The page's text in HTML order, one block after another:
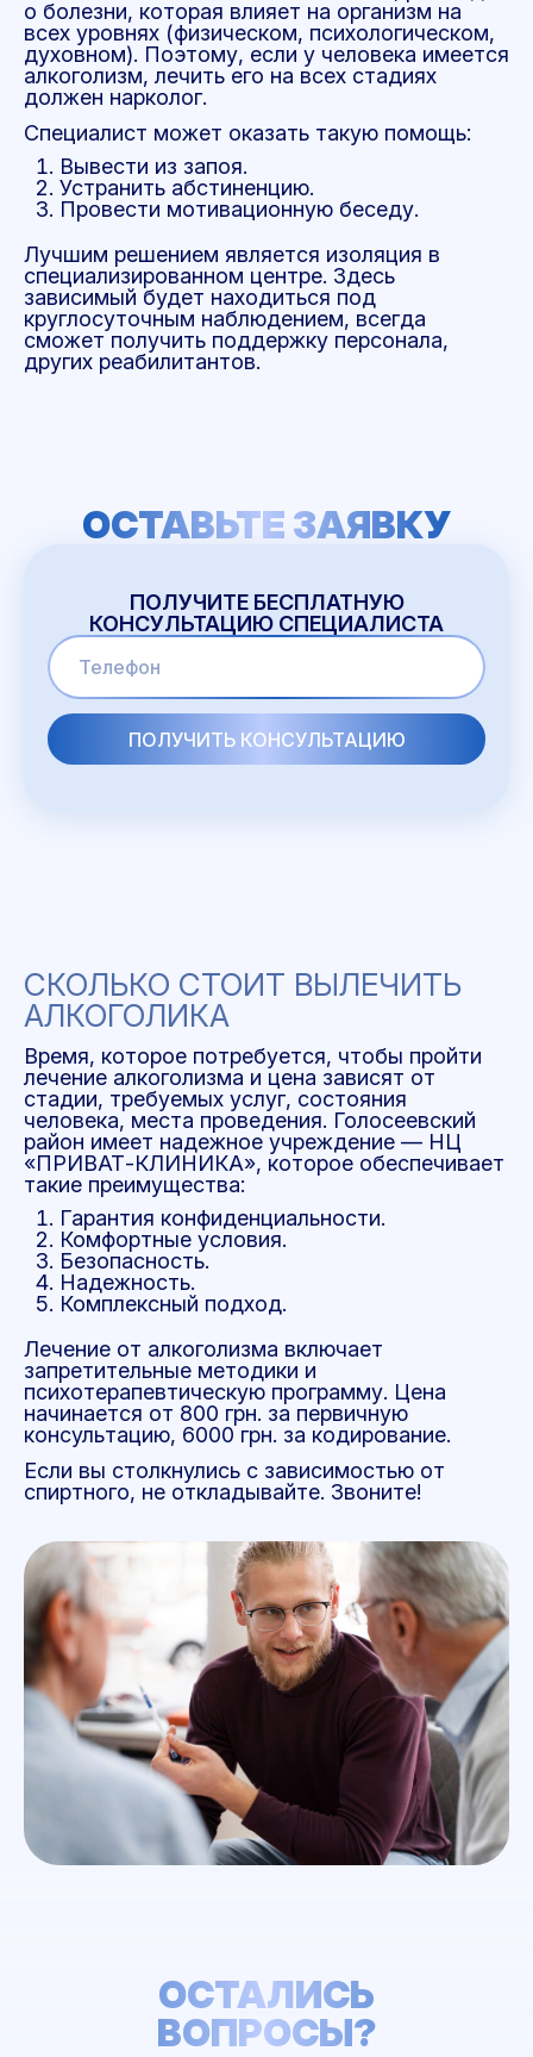
о болезни, которая влияет на организм на
всех уровнях (физическом, психологическом,
духовном). Поэтому, если у человека имеется
алкоголизм, лечить его на всех стадиях
должен нарколог.
Специалист может оказать такую помощь:
Вывести из запоя.
Устранить абстиненцию.
Провести мотивационную беседу.
Лучшим решением является изоляция в
специализированном центре. Здесь
зависимый будет находиться под
круглосуточным наблюдением, всегда
сможет получить поддержку персонала,
других реабилитантов.
ОСТАВЬТЕ ЗАЯВКУ
ПОЛУЧИТЕ БЕСПЛАТНУЮ
КОНСУЛЬТАЦИЮ СПЕЦИАЛИСТА
СКОЛЬКО СТОИТ ВЫЛЕЧИТЬ
АЛКОГОЛИКА
Время, которое потребуется, чтобы пройти
лечение алкоголизма и цена зависят от
стадии, требуемых услуг, состояния
человека, места проведения. Голосеевский
район имеет надежное учреждение — НЦ
«ПРИВАТ-КЛИНИКА», которое обеспечивает
такие преимущества:
Гарантия конфиденциальности.
Комфортные условия.
Безопасность.
Надежность.
Комплексный подход.
Лечение от алкоголизма включает
запретительные методики и
психотерапевтическую программу. Цена
начинается от 800 грн. за первичную
консультацию, 6000 грн. за кодирование.
Если вы столкнулись с зависимостью от
спиртного, не откладывайте. Звоните!
ОСТАЛИСЬ
ВОПРОСЫ?